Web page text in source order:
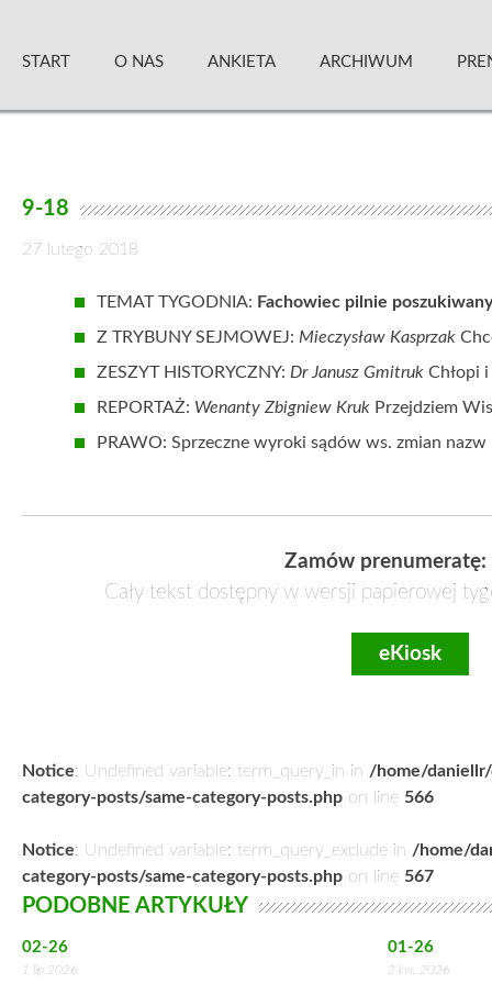
content
START O NAS ANKIETA ARCHIWUM
9-18
27 lutego 2018
TEMAT TYGODNIA: Fachowiec pilnie poszukiwany
Z TRYBUNY SEJMOWEJ: Mieczysław Kasprzak
ZESZYT HISTORYCZNY: Dr Janusz Gmitruk Chłopi
REPORTAŻ: Wenanty Zbigniew Kruk Przejdziem
PRAWO: Sprzeczne wyroki sądów ws. zmian nazw
Zamów prenumeratę:
Cały tekst dostępny w wersji papierowej
eKiosk
Notice: Undefined variable: term_query_in in /home/
category-posts/same-category-posts.php on line 566
Notice: Undefined variable: term_query_exclude in /home/
category-posts/same-category-posts.php on line 567
PODOBNE ARTYKUŁY
02-26
1 lip 2026
01-26
2 kw. 2026